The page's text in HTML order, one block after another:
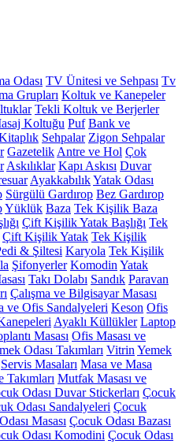
Odası TV Ünitesi ve Sehpası Tv
Grupları Koltuk ve Kanepeler
Tekli Koltuk ve Berjerler
Koltuğu Puf Bank ve
Sehpalar Zigon Sehpalar
Gazetelik Antre ve Hol Çok
Askılıklar Kapı Askısı Duvar
AyakkabılıkYatak Odası
Sürgülü Gardırop Bez Gardırop
Yüklük Baza Tek Kişilik Baza
Çift Kişilik Yatak Başlığı Tek
Çift Kişilik Yatak Tek Kişilik
& Şiltesi Karyola Tek Kişilik
Şifonyerler Komodin Yatak
Takı Dolabı Sandık Paravan
Çalışma ve Bilgisayar Masası
ve Ofis Sandalyeleri Keson Ofis
Ayaklı Küllükler Laptop
Masası Ofis Masası ve
Odası Takımları Vitrin Yemek
Servis Masaları Masa ve Masa
Takımları Mutfak Masası ve
Odası Duvar Stickerları Çocuk
Odası Sandalyeleri Çocuk
Masası Çocuk Odası Bazası
Odası Komodini Çocuk Odası